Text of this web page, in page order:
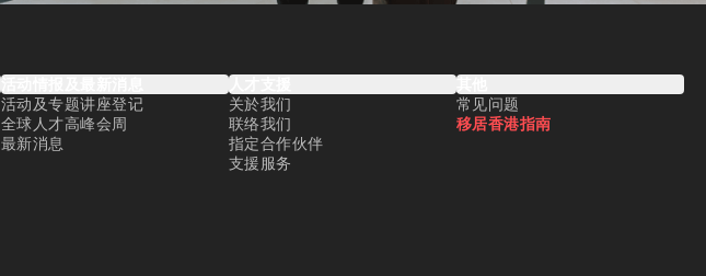
活动情报及最新消息
活动及专题讲座登记
全球人才高峰会周
最新消息
人才支援
关於我们
联络我们
指定合作伙伴
支援服务
其他
常见问题
移居香港指南